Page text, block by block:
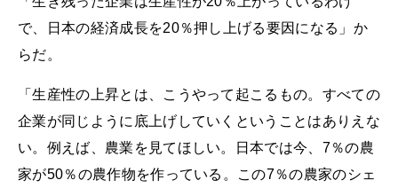
で、日本の経済成長を20％押し上げる要因になる」か
らだ。
「生産性の上昇とは、こうやって起こるもの。すべての
企業が同じように底上げしていくということはありえな
い。例えば、農業を見てほしい。日本では今、7％の農
家が50％の農作物を作っている。この7％の農家のシェ